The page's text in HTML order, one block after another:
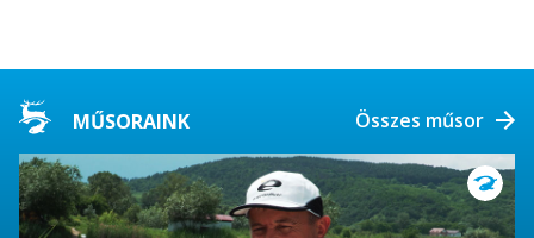
MŰSORAINK Összes műsor